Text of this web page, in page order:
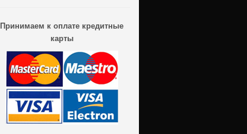
Принимаем к оплате кредитные
карты